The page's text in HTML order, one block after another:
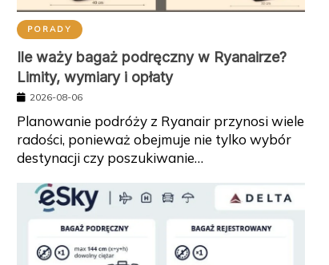
PORADY
Ile waży bagaż podręczny w Ryanairze?
Limity, wymiary i opłaty
2026-08-06
Planowanie podróży z Ryanair przynosi wiele
radości, ponieważ obejmuje nie tylko wybór
destynacji czy poszukiwanie…